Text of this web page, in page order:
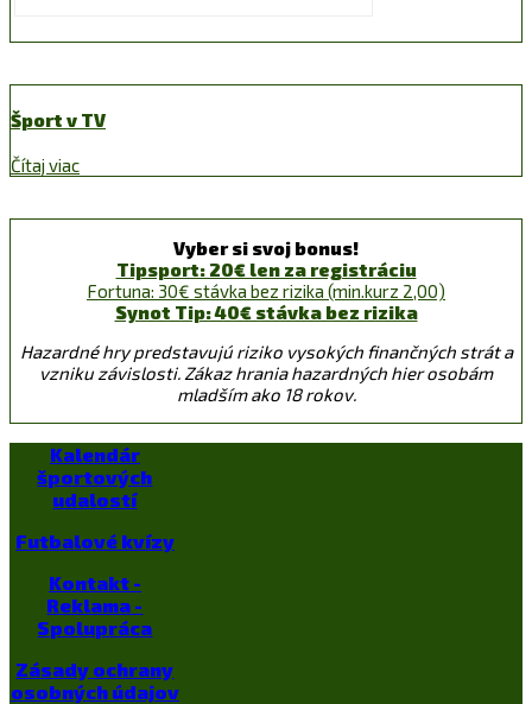
Šport v TV
Čítaj viac
Vyber si svoj bonus!
Tipsport: 20€ len za registráciu
Fortuna: 30€ stávka bez rizika (min.kurz 2,00)
Synot Tip: 40€ stávka bez rizika
Hazardné hry predstavujú riziko vysokých finančných strát a
vzniku závislosti. Zákaz hrania hazardných hier osobám
mladším ako 18 rokov.
Kalendár
športových
udalostí
Futbalové kvízy
Kontakt -
Reklama -
Spolupráca
Zásady ochrany
osobných údajov